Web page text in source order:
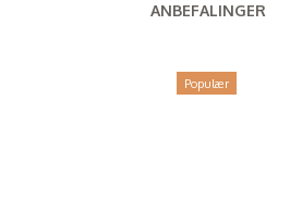
ANBEFALINGER
Populær